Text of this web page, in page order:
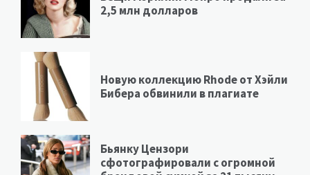
2,5 млн долларов
Новую коллекцию Rhode от Хэйли
Бибера обвинили в плагиате
Бьянку Цензори
сфотографировали с огромной